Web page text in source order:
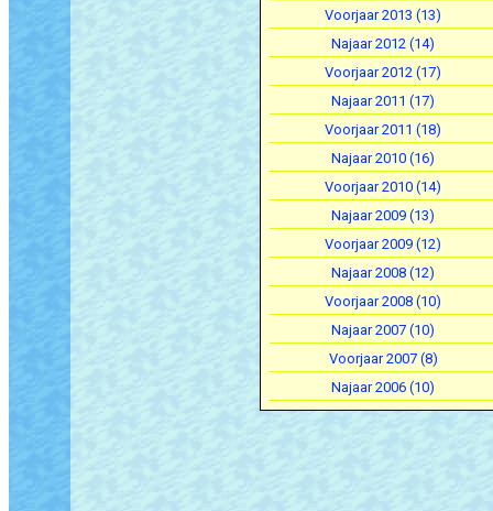
Voorjaar 2013 (13)
Najaar 2012 (14)
Voorjaar 2012 (17)
Najaar 2011 (17)
Voorjaar 2011 (18)
Najaar 2010 (16)
Voorjaar 2010 (14)
Najaar 2009 (13)
Voorjaar 2009 (12)
Najaar 2008 (12)
Voorjaar 2008 (10)
Najaar 2007 (10)
Voorjaar 2007 (8)
Najaar 2006 (10)